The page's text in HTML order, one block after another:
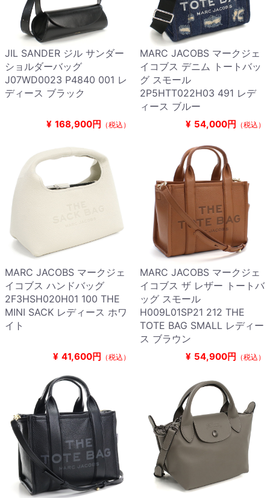
JIL SANDER ジル サンダー
ショルダーバッグ
J07WD0023 P4840 001 レ
ディース ブラック
¥ 168,900円 （税込）
MARC JACOBS マークジェ
イコブス デニム トートバッ
グ スモール
2P5HTT022H03 491 レデ
ィース ブルー
¥ 54,000円 （税込）
MARC JACOBS マークジェ
イコブス ハンドバッグ
2F3HSH020H01 100 THE
MINI SACK レディース ホワ
イト
¥ 41,600円 （税込）
MARC JACOBS マークジェ
イコブス ザ レザー トートバ
ッグ スモール
H009L01SP21 212 THE
TOTE BAG SMALL レディー
ス ブラウン
¥ 54,900円 （税込）